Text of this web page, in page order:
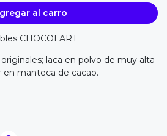
al carro
CHOCOLART
laca en polvo de muy alta
en manteca de cacao.